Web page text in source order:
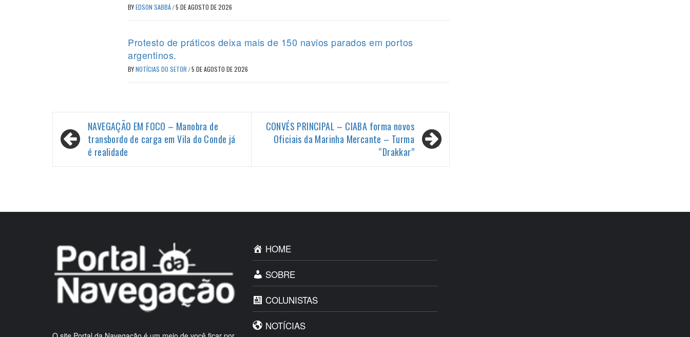
BYEDSON SABBÁ/5 DE AGOSTO DE 2026
Protesto de práticos deixa mais de 150 navios parados em portos
argentinos.
BYNOTÍCIAS DO SETOR /5 DE AGOSTO DE 2026
Navegação
de
NAVEGAÇÃO EM FOCO – Manobra de
transbordo de carga em Vila do Conde já
é realidade
CONVÉS PRINCIPAL – CIABA forma novos
Oficiais da Marinha Mercante – Turma
“Drakkar”
HOME
SOBRE
COLUNISTAS
NOTÍCIAS